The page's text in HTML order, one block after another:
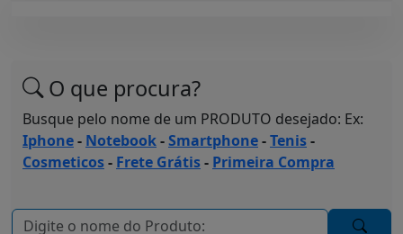
O que procura?
Busque pelo nome de um PRODUTO desejado: Ex:
Iphone- Notebook-Smartphone-Tenis-
Cosmeticos- Frete Grátis- Primeira Compra